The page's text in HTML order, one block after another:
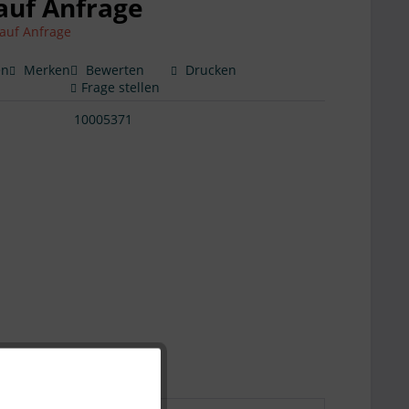
Anfrage
Anfrage
Merken Bewerten
Drucken
Frage stellen
10005371